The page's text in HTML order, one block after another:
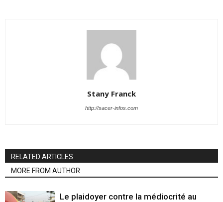
Stany Franck
http://sacer-infos.com
RELATED ARTICLES
MORE FROM AUTHOR
Le plaidoyer contre la médiocrité au